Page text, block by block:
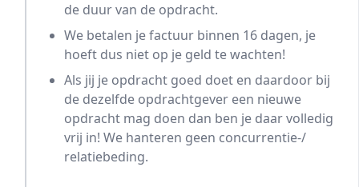
de duur van de opdracht.
We betalen je factuur binnen 16 dagen, je
hoeft dus niet op je geld te wachten!
Als jij je opdracht goed doet en daardoor bij
de dezelfde opdrachtgever een nieuwe
opdracht mag doen dan ben je daar volledig
vrij in! We hanteren geen concurrentie-/
relatiebeding.